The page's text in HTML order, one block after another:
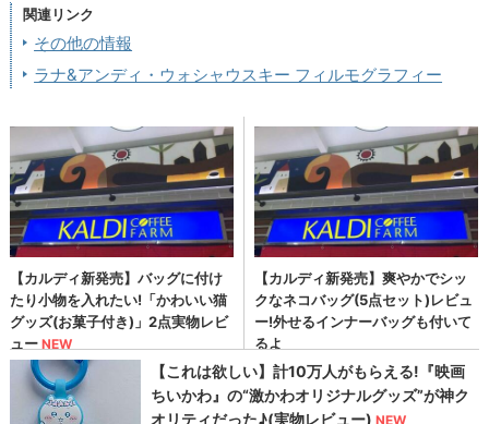
関連リンク
その他の情報
ラナ&アンディ・ウォシャウスキー フィルモグラフィー